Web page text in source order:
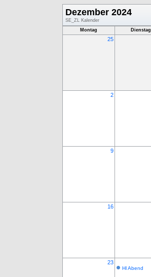
Dezember 2024
SE_ZL Kalender
Montag
Dienstag
25
2
9
16
23
Hl Abend